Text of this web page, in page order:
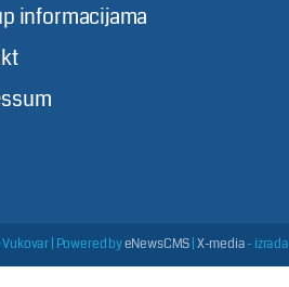
informacijama
Powered byeNewsCMS X-media-